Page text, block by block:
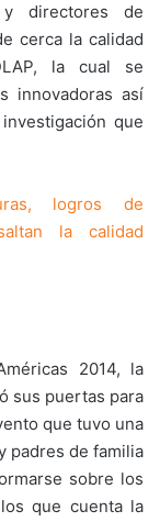
directores de
cerca la calidad
la cual se
innovadoras así
que
logros de
la calidad
2014, la
sus puertas para
que tuvo una
padres de familia
sobre los
que cuenta la